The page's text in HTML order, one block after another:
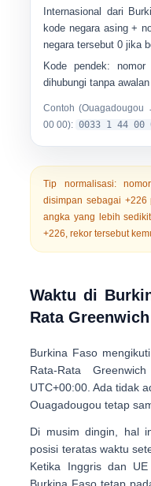
Internasional dari
kode negara asing +
negara tersebut 0 jika
Kode pendek: nomor
dihubungitanpa
Contoh
00 00): 0033 1 44 00
Tip normalisasi:
disimpan sebagai +226
angka yang lebih
+226, rekor tersebut
Waktu di
Rata
Burkina Faso
Rata-Rata
UTC+00:00 . Adatidak
Ouagadougou tetap
Di musim dingin, hal
posisi teratas waktu
Ketika Inggris dan